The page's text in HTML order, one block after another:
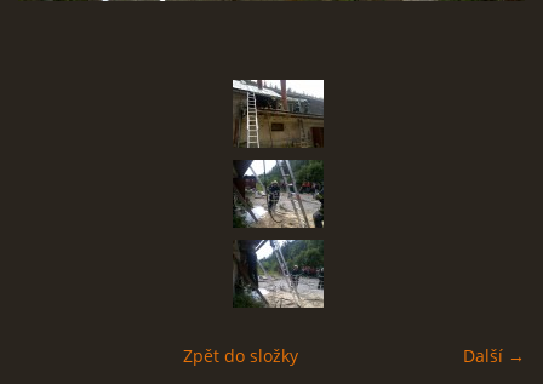
English Deutsch
© 2026 eStránky.cz
Další →
Zpět do složky